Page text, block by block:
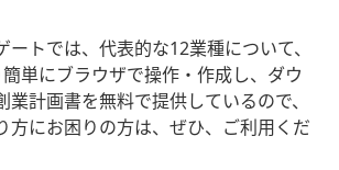
ートでは、代表的な12業種について、
単にブラウザで操作・作成し、ダウ
業計画書を無料で提供しているので、
方にお困りの方は、ぜひ、ご利用くだ